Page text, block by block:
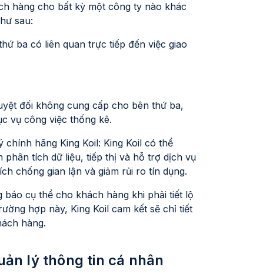
hàng cho bất kỳ một công ty nào khác
sau:
ba có liên quan trực tiếp đến việc giao
đối không cung cấp cho bên thứ ba,
vụ công việc thống kê.
hãng King Koil: King Koil có thể
phân tích dữ liệu, tiếp thị và hỗ trợ dịch vụ
chống gian lận và giảm rủi ro tín dụng.
cụ thể cho khách hàng khi phải tiết lộ
hợp này, King Koil cam kết sẽ chỉ tiết
hàng.
lý thông tin cá nhân